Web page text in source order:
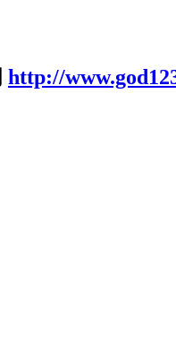
http://